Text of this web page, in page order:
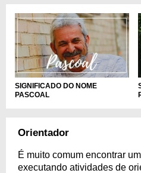
SIGNIFICADO DO NOME
PASCOAL
Orientador
É muito comum encontrar
executando atividades de